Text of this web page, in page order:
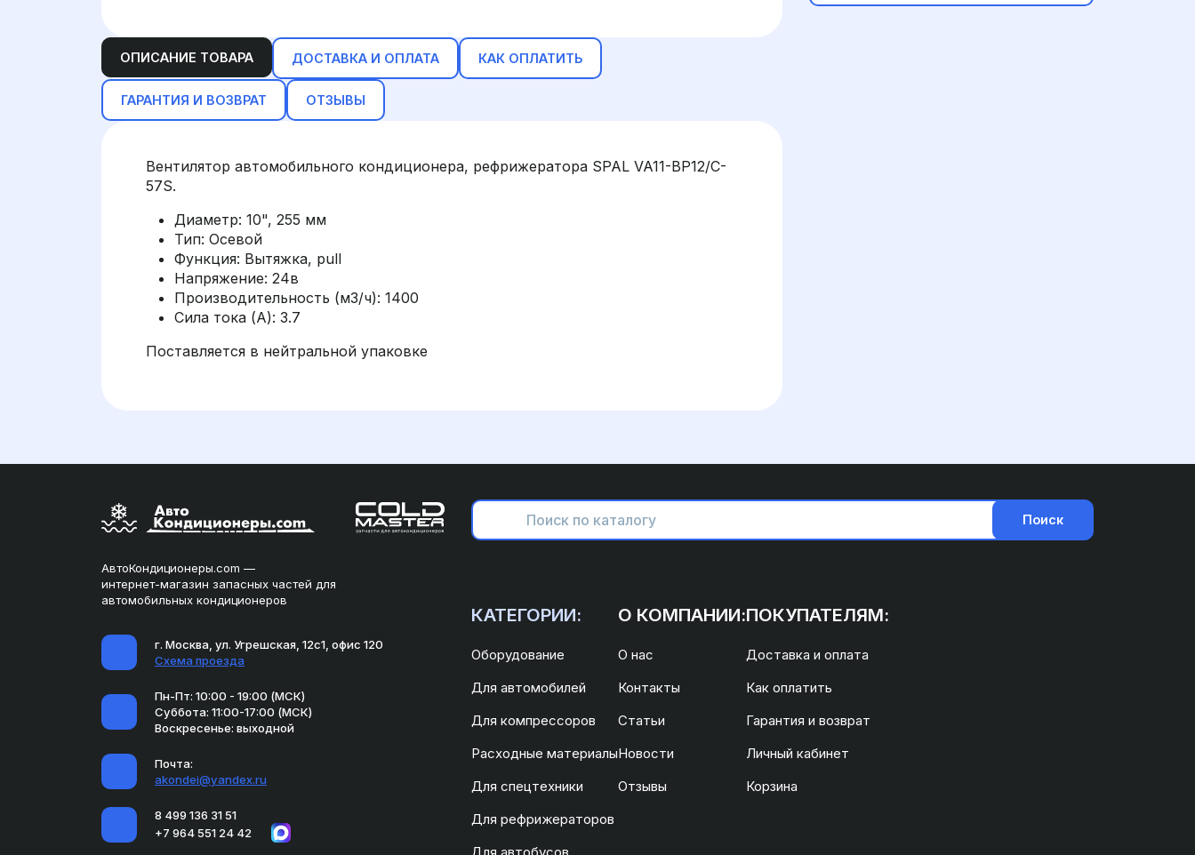
ОПИСАНИЕ ТОВАРА ДОСТАВКА И ОПЛАТА КАК ОПЛАТИТЬ
ГАРАНТИЯ И ВОЗВРАТ ОТЗЫВЫ
Вентилятор автомобильного кондиционера, рефрижератора SPAL VA11-BP12/C-
57S.
Диаметр: 10", 255 мм
Тип: Осевой
Функция: Вытяжка, pull
Напряжение: 24в
Производительность (м3/ч): 1400
Сила тока (А): 3.7
Поставляется в нейтральной упаковке
АвтоКондиционеры.com —
интернет-магазин запасных частей для
автомобильных кондиционеров
г. Москва, ул. Угрешская, 12с1, офис 120
Схема проезда
Пн-Пт: 10:00 - 19:00 (МСК)
Суббота: 11:00-17:00 (МСК)
Воскресенье: выходной
Почта:
akondei@yandex.ru
8 499 136 31 51
+7 964 551 24 42
Поиск
КАТЕГОРИИ:
Оборудование
Для автомобилей
Для компрессоров
Расходные материалы
Для спецтехники
Для рефрижераторов
О КОМПАНИИ:
О нас
Контакты
Статьи
Новости
Отзывы
ПОКУПАТЕЛЯМ:
Доставка и оплата
Как оплатить
Гарантия и возврат
Личный кабинет
Корзина